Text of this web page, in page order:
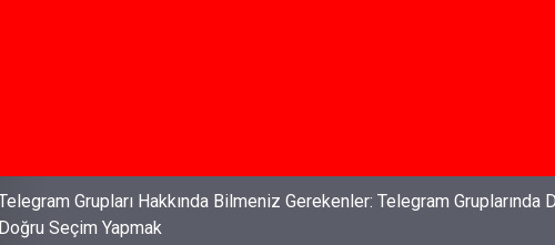
İş Davaları: Haklarınızı Bilmek ve Koruma Altına Almak